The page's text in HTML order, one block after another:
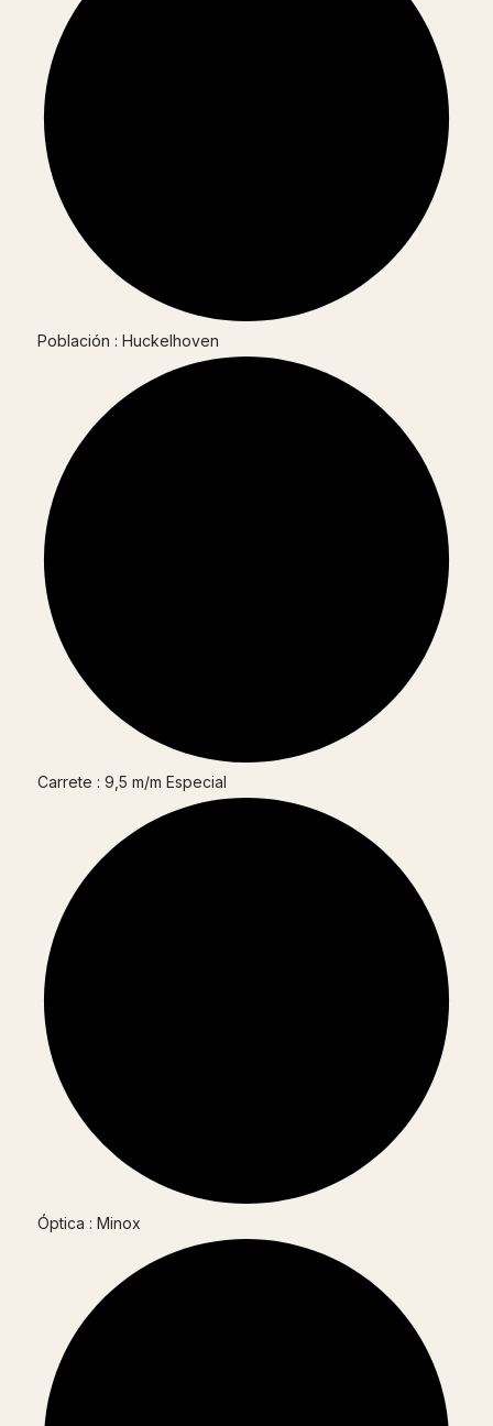
Población : Huckelhoven
Carrete : 9,5 m/m Especial
Óptica : Minox